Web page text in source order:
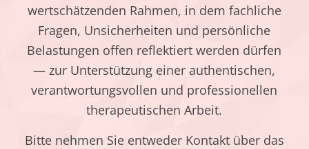
wertschätzenden Rahmen, in dem fachliche
Fragen, Unsicherheiten und persönliche
Belastungen offen reflektiert werden dürfen
— zur Unterstützung einer authentischen,
verantwortungsvollen und professionellen
therapeutischen Arbeit.
Bitte nehmen Sie entweder Kontakt über das